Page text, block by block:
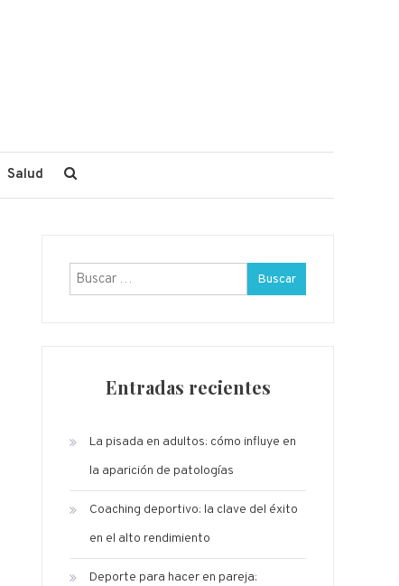
Salud
Buscar:
Entradas recientes
La pisada en adultos: cómo influye en
la aparición de patologías
Coaching deportivo: la clave del éxito
en el alto rendimiento
Deporte para hacer en pareja: